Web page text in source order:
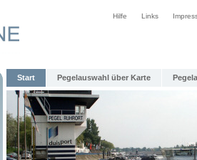
Hilfe Links
Start Pegelauswahl über Karte